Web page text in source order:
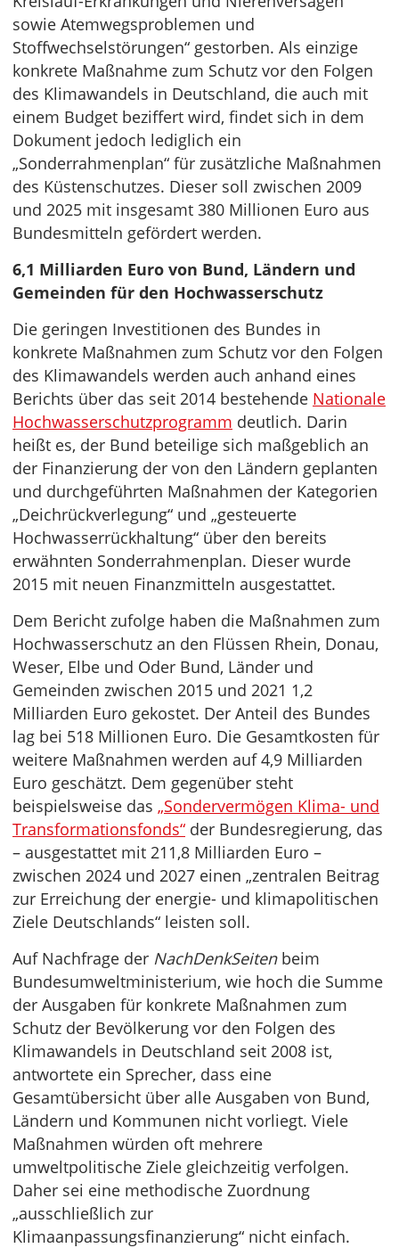
sowie Atemwegsproblemen und
Stoffwechselstörungen“ gestorben. Als einzige
konkrete Maßnahme zum Schutz vor den Folgen
des Klimawandels in Deutschland, die auch mit
einem Budget beziffert wird, findet sich in dem
Dokument jedoch lediglich ein
„Sonderrahmenplan“ für zusätzliche Maßnahmen
des Küstenschutzes. Dieser soll zwischen 2009
und 2025 mit insgesamt 380 Millionen Euro aus
Bundesmitteln gefördert werden.
6,1 Milliarden Euro von Bund, Ländern und
Gemeinden für den Hochwasserschutz
Die geringen Investitionen des Bundes in
konkrete Maßnahmen zum Schutz vor den Folgen
des Klimawandels werden auch anhand eines
Berichts über das seit 2014 bestehende Nationale
Hochwasserschutzprogramm deutlich. Darin
heißt es, der Bund beteilige sich maßgeblich an
der Finanzierung der von den Ländern geplanten
und durchgeführten Maßnahmen der Kategorien
„Deichrückverlegung“ und „gesteuerte
Hochwasserrückhaltung“ über den bereits
erwähnten Sonderrahmenplan. Dieser wurde
2015 mit neuen Finanzmitteln ausgestattet.
Dem Bericht zufolge haben die Maßnahmen zum
Hochwasserschutz an den Flüssen Rhein, Donau,
Weser, Elbe und Oder Bund, Länder und
Gemeinden zwischen 2015 und 2021 1,2
Milliarden Euro gekostet. Der Anteil des Bundes
lag bei 518 Millionen Euro. Die Gesamtkosten für
weitere Maßnahmen werden auf 4,9 Milliarden
Euro geschätzt. Dem gegenüber steht
beispielsweise das „Sondervermögen Klima- und
Transformationsfonds“ der Bundesregierung, das
– ausgestattet mit 211,8 Milliarden Euro –
zwischen 2024 und 2027 einen „zentralen Beitrag
zur Erreichung der energie- und klimapolitischen
Ziele Deutschlands“ leisten soll.
Auf Nachfrage der NachDenkSeitenbeim
Bundesumweltministerium, wie hoch die Summe
der Ausgaben für konkrete Maßnahmen zum
Schutz der Bevölkerung vor den Folgen des
Klimawandels in Deutschland seit 2008 ist,
antwortete ein Sprecher, dass eine
Gesamtübersicht über alle Ausgaben von Bund,
Ländern und Kommunen nicht vorliegt. Viele
Maßnahmen würden oft mehrere
umweltpolitische Ziele gleichzeitig verfolgen.
Daher sei eine methodische Zuordnung
„ausschließlich zur
Klimaanpassungsfinanzierung“ nicht einfach.